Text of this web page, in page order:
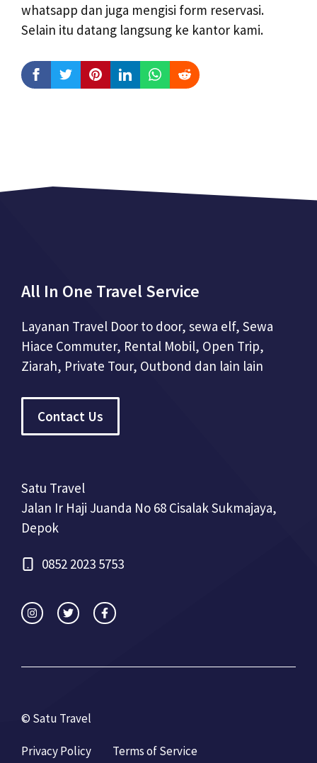
whatsapp dan juga mengisi form reservasi.
Selain itu datang langsung ke kantor kami.
All In One Travel Service
Layanan Travel Door to door, sewa elf, Sewa
Hiace Commuter, Rental Mobil, Open Trip,
Ziarah, Private Tour, Outbond dan lain lain
Contact Us
Satu Travel
Jalan Ir Haji Juanda No 68 Cisalak Sukmajaya,
Depok
0852 2023 5753
© Satu Travel
Privacy Policy Terms of Service